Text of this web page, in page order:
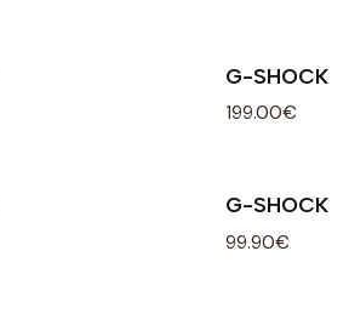
G-SHOCK
199.00€
G-SHOCK
99.90€